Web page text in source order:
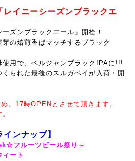
イニーシーズンブラックエ
ズンブラックエール」開栓！
の焙煎香ばマッチするブラック
用で、ベルジャンブラックIPAに!!!
られた最後のスルガベイが入荷・開
、17時OPENとさせて頂きます。
インナップ】
フルーツビール祭り～
ート